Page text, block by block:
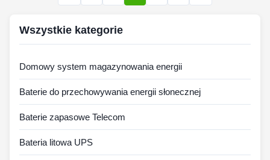
Wszystkie kategorie
Domowy system magazynowania energii
Baterie do przechowywania energii słonecznej
Baterie zapasowe Telecom
Bateria litowa UPS